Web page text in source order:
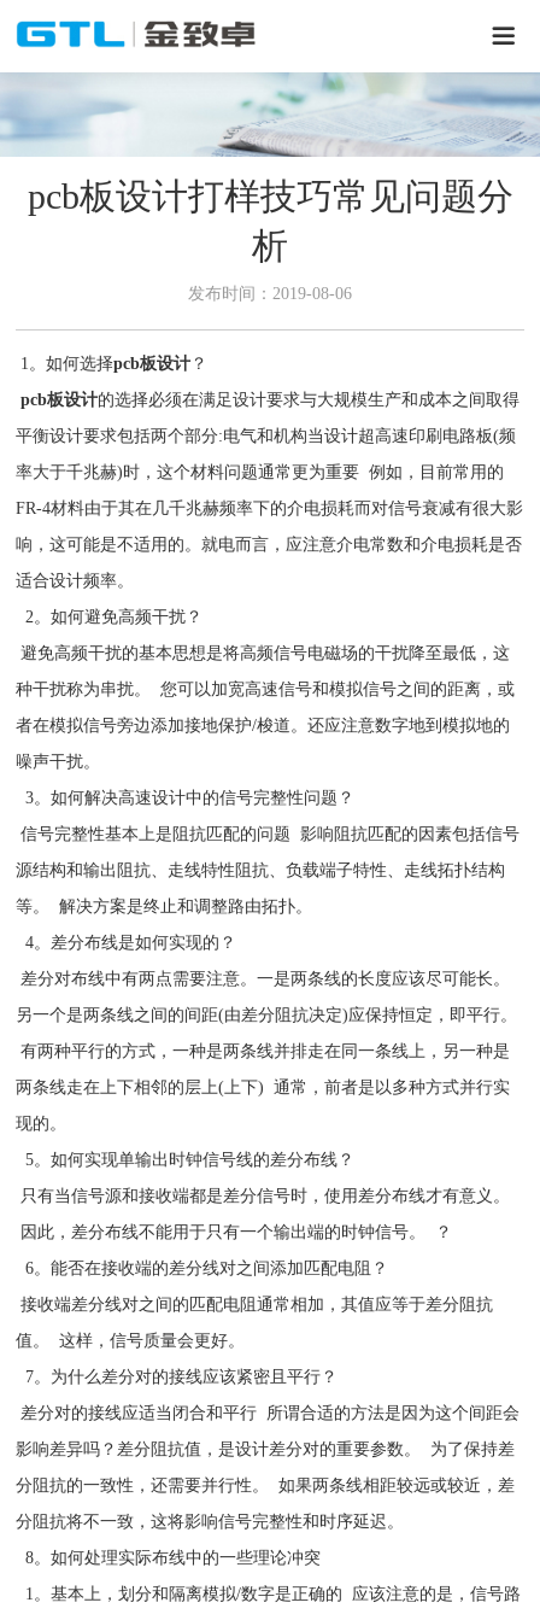
pcb板设计打样技巧常见问题分
析
发布时间：2019-08-06
1。如何选择pcb板设计 ？
pcb板设计的选择必须在满足设计要求与大规模生产和成本之间取得
平衡设计要求包括两个部分:电气和机构当设计超高速印刷电路板(频
率大于千兆赫)时，这个材料问题通常更为重要 例如，目前常用的
FR-4材料由于其在几千兆赫频率下的介电损耗而对信号衰减有很大影
响，这可能是不适用的。就电而言，应注意介电常数和介电损耗是否
适合设计频率。
2。如何避免高频干扰？
避免高频干扰的基本思想是将高频信号电磁场的干扰降至最低，这
种干扰称为串扰。 您可以加宽高速信号和模拟信号之间的距离，或
者在模拟信号旁边添加接地保护/梭道。还应注意数字地到模拟地的
噪声干扰。
3。如何解决高速设计中的信号完整性问题？
信号完整性基本上是阻抗匹配的问题 影响阻抗匹配的因素包括信号
源结构和输出阻抗、走线特性阻抗、负载端子特性、走线拓扑结构
等。 解决方案是终止和调整路由拓扑。
4。差分布线是如何实现的？
差分对布线中有两点需要注意。一是两条线的长度应该尽可能长。
另一个是两条线之间的间距(由差分阻抗决定)应保持恒定，即平行。
有两种平行的方式，一种是两条线并排走在同一条线上，另一种是
两条线走在上下相邻的层上(上下) 通常，前者是以多种方式并行实
现的。
5。如何实现单输出时钟信号线的差分布线？
只有当信号源和接收端都是差分信号时，使用差分布线才有意义。
因此，差分布线不能用于只有一个输出端的时钟信号。 ？
6。能否在接收端的差分线对之间添加匹配电阻？
接收端差分线对之间的匹配电阻通常相加，其值应等于差分阻抗
值。 这样，信号质量会更好。
7。为什么差分对的接线应该紧密且平行？
差分对的接线应适当闭合和平行 所谓合适的方法是因为这个间距会
影响差异吗？差分阻抗值，是设计差分对的重要参数。 为了保持差
分阻抗的一致性，还需要并行性。 如果两条线相距较远或较近，差
分阻抗将不一致，这将影响信号完整性和时序延迟。
8。如何处理实际布线中的一些理论冲突
1。基本上，划分和隔离模拟/数字是正确的 应该注意的是，信号路